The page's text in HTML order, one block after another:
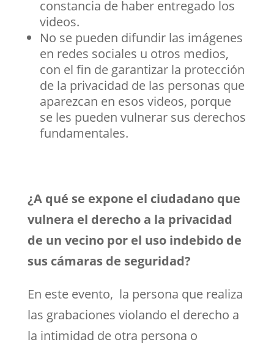
constancia de haber entregado los
videos.
No se pueden difundir las imágenes
en redes sociales u otros medios,
con el fin de garantizar la protección
de la privacidad de las personas que
aparezcan en esos videos, porque
se les pueden vulnerar sus derechos
fundamentales.
¿A qué se expone el ciudadano que
vulnera el derecho a la privacidad
de un vecino por el uso indebido de
sus cámaras de seguridad?
En este evento, la persona que realiza
las grabaciones violando el derecho a
la intimidad de otra persona o